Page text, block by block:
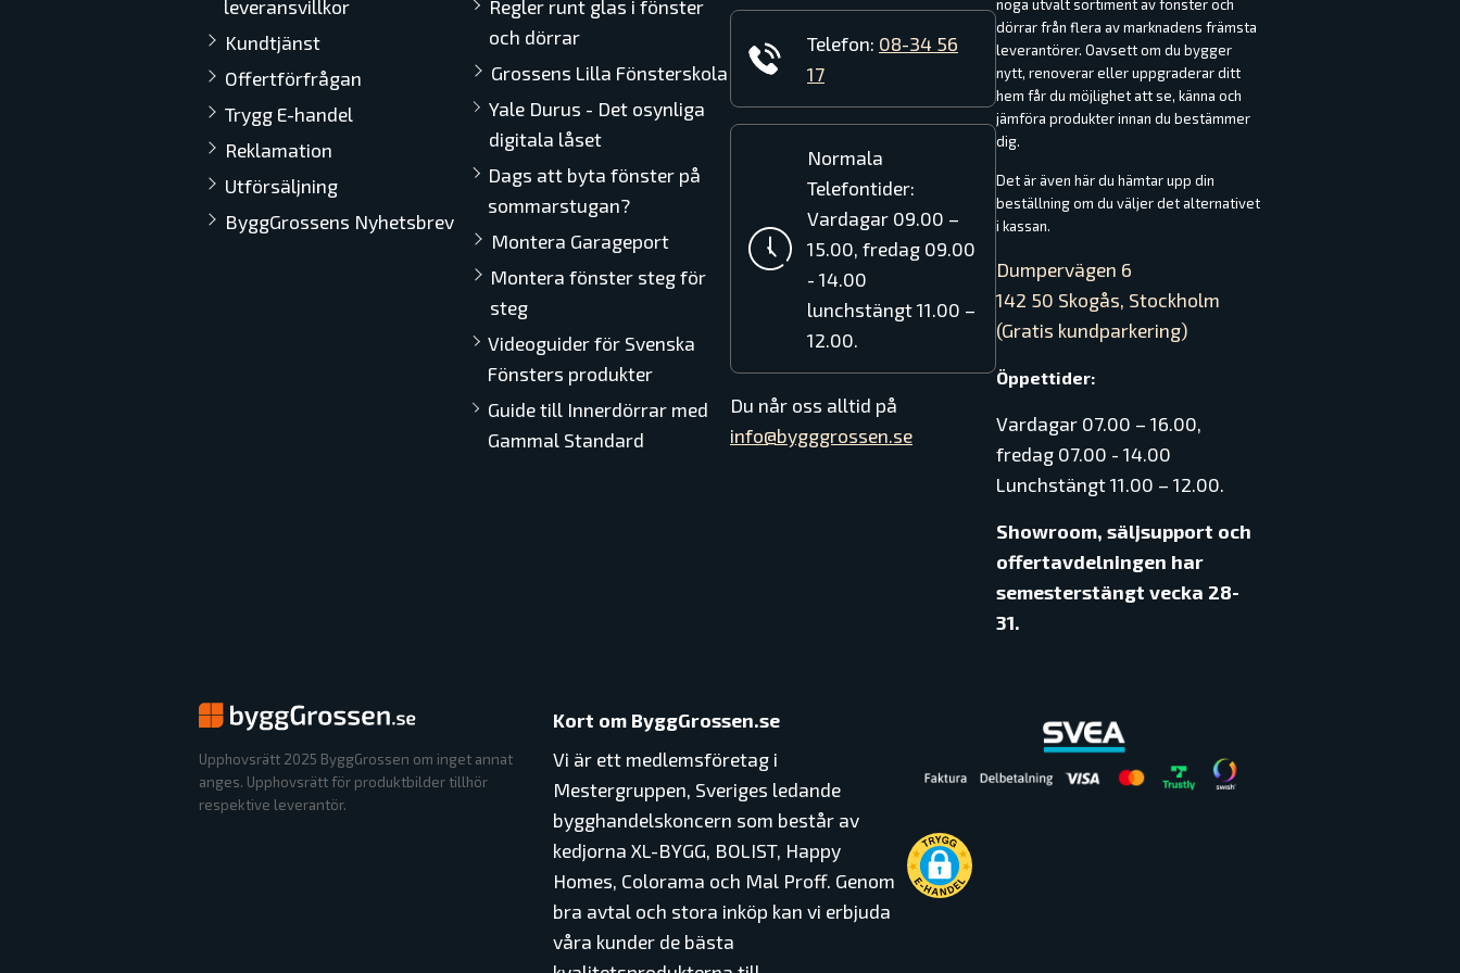
Färgen är fri från toxiska ämnen och lösningsmedel.
Ytbehandlingen har en smutsavvisande yta och uppfyller mycket höga krav vad
gäller UV-stabilitet.
leveransvillkor
Kundtjänst
Offertförfrågan
Trygg E-handel
Reklamation
Utförsäljning
ByggGrossens Nyhetsbrev
Regler runt glas i fönster
och dörrar
Grossens Lilla Fönsterskola
Yale Durus - Det osynliga
digitala låset
Dags att byta fönster på
sommarstugan?
Montera Garageport
Montera fönster steg för
steg
Videoguider för Svenska
Fönsters produkter
Guide till Innerdörrar med
Gammal Standard
Telefon: 08-34 56
17
Normala
Telefontider:
Vardagar 09.00 –
15.00, fredag 09.00
- 14.00
lunchstängt 11.00 –
12.00.
Du når oss alltid på
info@bygggrossen.se
noga utvalt sortiment av fönster och
dörrar från flera av marknadens främsta
leverantörer. Oavsett om du bygger
nytt, renoverar eller uppgraderar ditt
hem får du möjlighet att se, känna och
jämföra produkter innan du bestämmer
dig.
Det är även här du hämtar upp din
beställning om du väljer det alternativet
i kassan.
Dumpervägen 6
142 50 Skogås, Stockholm
(Gratis kundparkering)
Öppettider:
Vardagar 07.00 – 16.00,
fredag 07.00 - 14.00
Lunchstängt 11.00 – 12.00.
Showroom, säljsupport och
offertavdelningen har
semesterstängt vecka 28-
31.
Upphovsrätt 2025 ByggGrossen om inget annat
anges. Upphovsrätt för produktbilder tillhör
respektive leverantör.
Kort om ByggGrossen.se
Vi är ett medlemsföretag i
Mestergruppen, Sveriges ledande
bygghandelskoncern som består av
kedjorna XL-BYGG, BOLIST, Happy
Homes, Colorama och Mal Proff. Genom
bra avtal och stora inköp kan vi erbjuda
våra kunder de bästa